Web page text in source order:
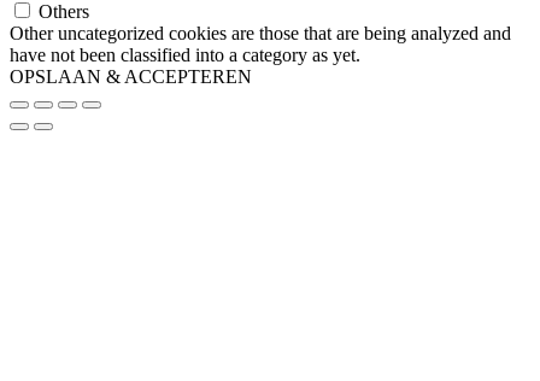
Others
Other uncategorized cookies are those that are being analyzed and
have not been classified into a category as yet.
OPSLAAN & ACCEPTEREN